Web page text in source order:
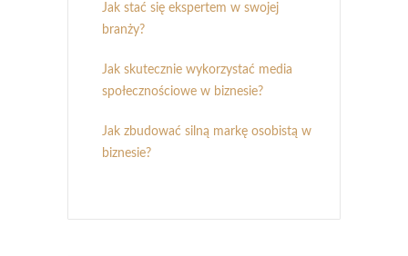
Jak stać się ekspertem w swojej
branży?
Jak skutecznie wykorzystać media
społecznościowe w biznesie?
Jak zbudować silną markę osobistą w
biznesie?